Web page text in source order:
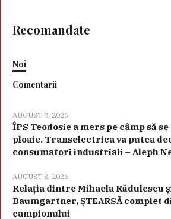
Recomandate
Noi
Comentarii
AUGUST 8, 2026
ÎPS Teodosie a mers pe câmp să
ploaie. Transelectrica va putea
consumatori industriali – Aleph
AUGUST 8, 2026
Relația dintre Mihaela Rădulescu
Baumgartner, ȘTEARSĂ complet
campionului